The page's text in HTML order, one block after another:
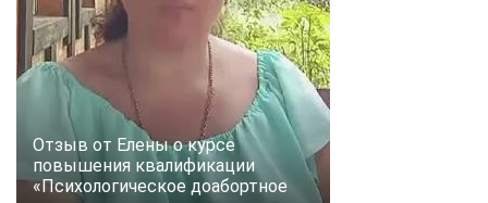
Отзыв от Елены о курсе
повышения квалификации
«Психологическое доабортное